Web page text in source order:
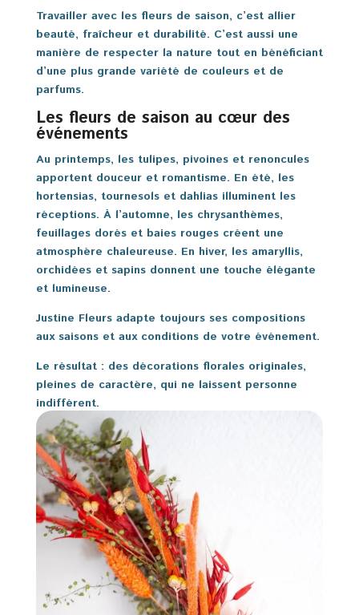
Travailler avec les fleurs de saison, c’est allier
beauté, fraîcheur et durabilité. C’est aussi une
manière de respecter la nature tout en bénéficiant
d’une plus grande variété de couleurs et de
parfums.
Les fleurs de saison au cœur des
événements
Au printemps, les tulipes, pivoines et renoncules
apportent douceur et romantisme. En été, les
hortensias, tournesols et dahlias illuminent les
réceptions. À l’automne, les chrysanthèmes,
feuillages dorés et baies rouges créent une
atmosphère chaleureuse. En hiver, les amaryllis,
orchidées et sapins donnent une touche élégante
et lumineuse.
Justine Fleurs adapte toujours ses compositions
aux saisons et aux conditions de votre événement.
Le résultat : des décorations florales originales,
pleines de caractère, qui ne laissent personne
indifférent.